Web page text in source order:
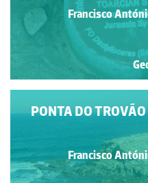
Francisco
PONTA DO
Francisco